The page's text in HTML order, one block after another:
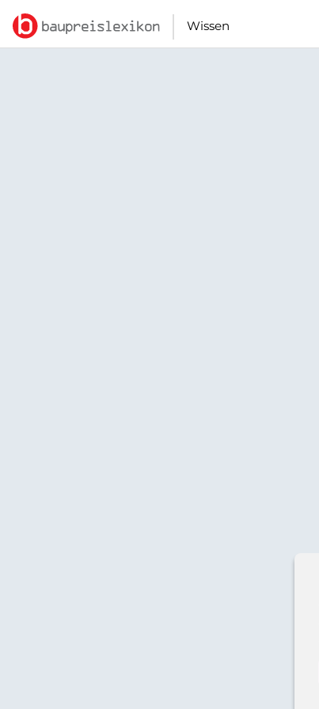
Wissen